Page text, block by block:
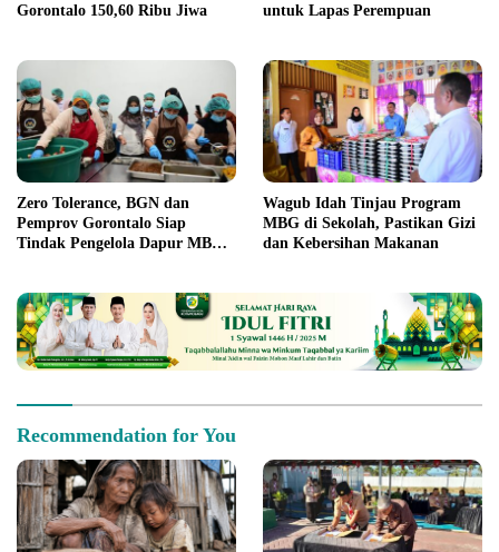
Gorontalo 150,60 Ribu Jiwa
untuk Lapas Perempuan
Zero Tolerance, BGN dan
Pemprov Gorontalo Siap
Tindak Pengelola Dapur MBG
Wagub Idah Tinjau Program
MBG di Sekolah, Pastikan Gizi
dan Kebersihan Makanan
Recommendation for You